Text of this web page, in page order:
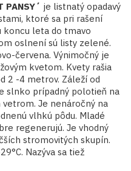
PANSY´ je listnatý opadavý
ktoré sa pri rašení
koncu leta do tmavo
oslnení sú listy zelené.
červena. Výnimočný je
kvetom. Kvety rašia
2 -4 metrov. Záleží od
slnko prípadný polotieň na
Je nenáročný na
vlhkú pôdu. Mladé
regenerujú. Je vhodný
stromovitých skupín.
Nazýva sa tiež